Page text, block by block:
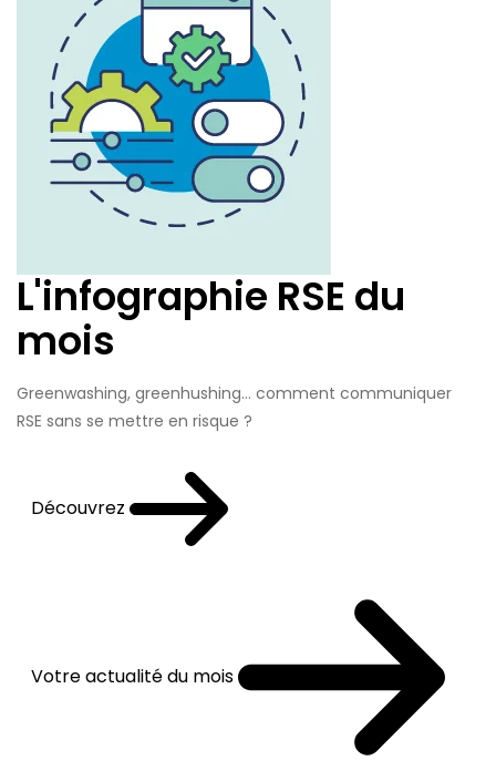
L'infographie RSE du
mois
Greenwashing, greenhushing… comment communiquer
RSE sans se mettre en risque ?
Découvrez
Votre actualité du mois